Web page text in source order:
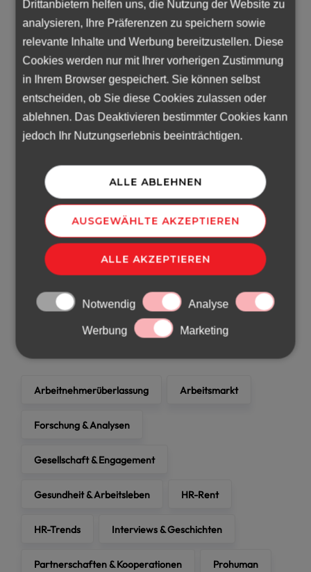
Drittanbietern helfen uns, die Nutzung der Website zu
analysieren, Ihre Präferenzen zu speichern sowie
relevante Inhalte und Werbung bereitzustellen. Diese
Cookies werden nur mit Ihrer vorherigen Zustimmung
in Ihrem Browser gespeichert. Sie können selbst
entscheiden, ob Sie diese Cookies zulassen oder
ablehnen. Das Deaktivieren bestimmter Cookies kann
jedoch Ihr Nutzungserlebnis beeinträchtigen.
ALLE ABLEHNEN
AUSGEWÄHLTE AKZEPTIEREN
ALLE AKZEPTIEREN
Notwendig Analyse
Werbung Marketing
Schlagwörter
Arbeitnehmerüberlassung Arbeitsmarkt
Forschung & Analysen
Gesellschaft & Engagement
Gesundheit & Arbeitsleben HR-Rent
HR-Trends Interviews & Geschichten
Partnerschaften & Kooperationen Prohuman